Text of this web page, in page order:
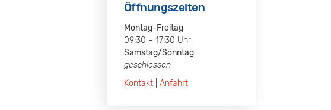
Öffnungszeiten
Montag-Freitag
09:30 – 17:30 Uhr
Samstag/Sonntag
geschlossen
Kontakt
Anfahrt